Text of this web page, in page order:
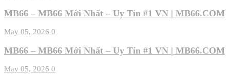
MB66 – MB66 Mới Nhất – Uy Tín #1 VN | MB66.COM
May 05, 2026 0
MB66 – MB66 Mới Nhất – Uy Tín #1 VN | MB66.COM
May 05, 2026 0